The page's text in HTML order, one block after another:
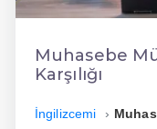
En Ucuz
En Uygun
Hızlı İngilizce
Muhasebe
Karşılığı
İngilizcemi